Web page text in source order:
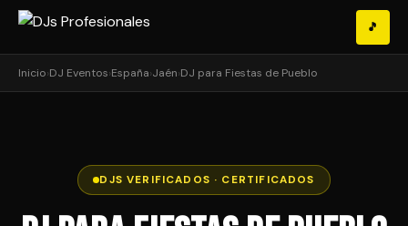
🎵
Inicio›DJ Eventos›España›Jaén›DJ para Fiestas de Pueblo
DJS VERIFICADOS · CERTIFICADOS